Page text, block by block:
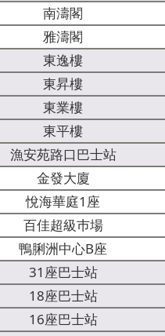
南濤閣
雅濤閣
東逸樓
東昇樓
東業樓
東平樓
漁安苑路口巴士站
金發大廈
悅海華庭1座
百佳超級巿場
鴨脷洲中心B座
31座巴士站
18座巴士站
16座巴士站